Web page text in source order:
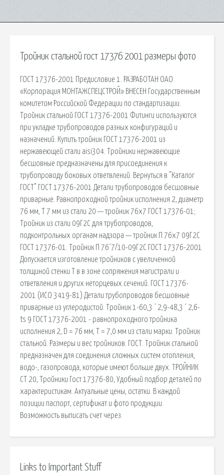
Тройник стальной гост 17376 2001 размеры фото
ГОСТ 17376-2001 Предисловие 1. РАЗРАБОТАН ОАО
«Корпорация МОНТАЖСПЕЦСТРОЙ» ВНЕСЕН Государственным
комитетом Российской Федерации по стандартизации.
Тройник стальной ГОСТ 17376-2001 Фитинги используются
при укладке трубопроводов разных конфигураций и
назначений. Купить тройник ГОСТ 17376-2001 из
нержавеющей стали aisi304. Тройники нержавеющие
бесшовные предназначены для присоединения к
трубопроводу боковых ответвлений. Вернуться в "Каталог
ГОСТ" ГОСТ 17376-2001 Детали трубопроводов бесшовные
приварные. Равнопроходной тройник исполнения 2, диаметр
76 мм, Т 7 мм из стали 20 — тройник 76х7 ГОСТ 17376-01;
Тройник из стали 09Г2С для трубопроводов,
подконтрольных органам надзора — тройник П 76х7 09Г2С
ГОСТ 17376-01. Тройник П 76´7/10-09Г2С ГОСТ 17376-2001
Допускается изготовление тройников с увеличенной
толщиной стенки Т в в зоне сопряжения магистрали и
ответвления и других неторцевых сечений. ГОСТ 17376-
2001 (ИСО 3419-81) Детали трубопроводов бесшовные
приварные из углеродистой. Тройник 1-60,3 ´ 2,9-48,3 ´ 2,6-
ts 9 ГОСТ 17376-2001 - равнопроходного тройника
исполнения 2, D = 76 мм, Т = 7,0 мм из стали марки. Тройник
стальной. Размеры и вес тройников. ГОСТ. Тройник стальной
предназначен для соединения сложных систем отопления,
водо-, газопровода, которые имеют больше двух. ТРОЙНИК
СТ 20, Тройники Гост 17376-80, Удобный подбор деталей по
характеристикам. Актуальные цены, остатки. В каждой
позиции паспорт, сертификат и фото продукции.
Возможность выписать счет через.
Links to Important Stuff